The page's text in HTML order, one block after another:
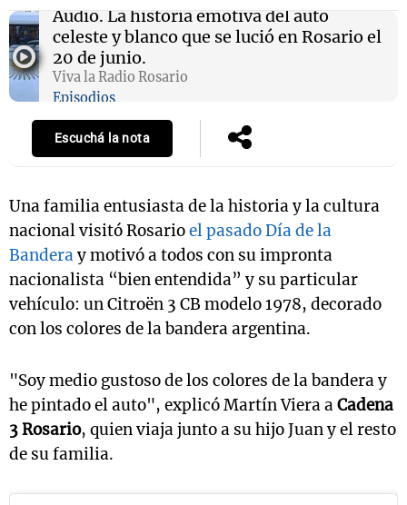
Audio. La historia emotiva del auto
celeste y blanco que se lució en Rosario el
20 de junio.
Viva la Radio Rosario
Episodios
Escuchá la nota
Una familia entusiasta de la historia y la cultura
nacional visitó Rosarioel pasado Día de la
Banderay motivó a todos con su impronta
nacionalista “bien entendida” y su particular
vehículo: un Citroën 3 CB modelo 1978, decorado
con los colores de la bandera argentina.
"Soy medio gustoso de los colores de la bandera y
he pintado el auto", explicó Martín Viera aCadena
3 Rosario, quien viaja junto a su hijo Juan y el resto
de su familia.
Mundial 2026
La Sole en
Cadena 3